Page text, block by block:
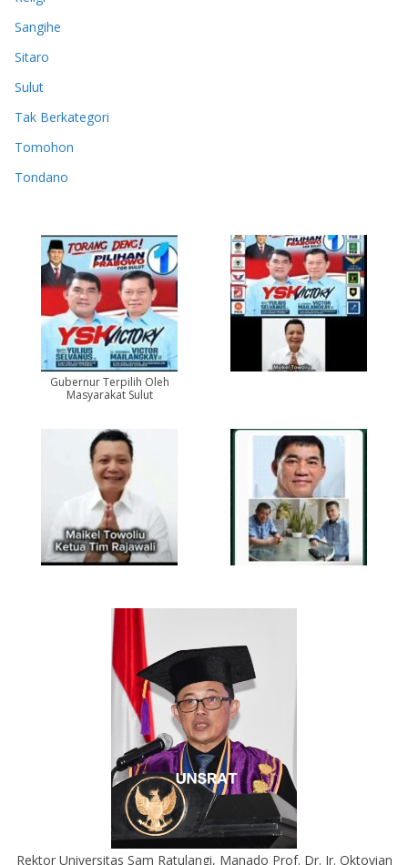
Sangihe
Sitaro
Sulut
Tak Berkategori
Tomohon
Tondano
Gubernur Terpilih Oleh
Masyarakat Sulut
Rektor Universitas Sam Ratulangi, Manado Prof. Dr. Ir. Oktovian